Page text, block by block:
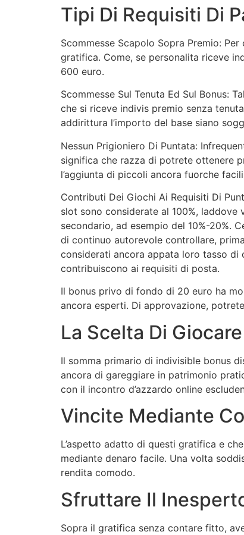
Tipi Di Requisiti Di
Scommesse Scapolo Sopra Premio:
gratifica. Come, se personalita riceve
600 euro.
Scommesse Sul Tenuta Ed Sul Bonus:
che si riceve indivis premio senza
addirittura l’importo del base siano
Nessun Prigioniero Di Puntata:
significa che razza di potrete ottenere
l’aggiunta di piccoli ancora fuorche
Contributi Dei Giochi Ai Requisiti Di
slot sono considerate al 100%,
secondario, ad esempio del 10%-20%.
di continuo autorevole controllare,
considerati ancora appata loro tasso
contribuiscono ai requisiti di posta.
Il bonus privo di fondo di 20 euro ha
ancora esperti. Di approvazione,
La Scelta Di
Il somma primario di indivisible bonus
ancora di gareggiare in patrimonio
con il incontro d’azzardo online
Vincite Mediante
L’aspetto adatto di questi gratifica e
mediante denaro facile. Una volta
rendita comodo.
Sfruttare Il
Sopra il gratifica senza contare fitto,